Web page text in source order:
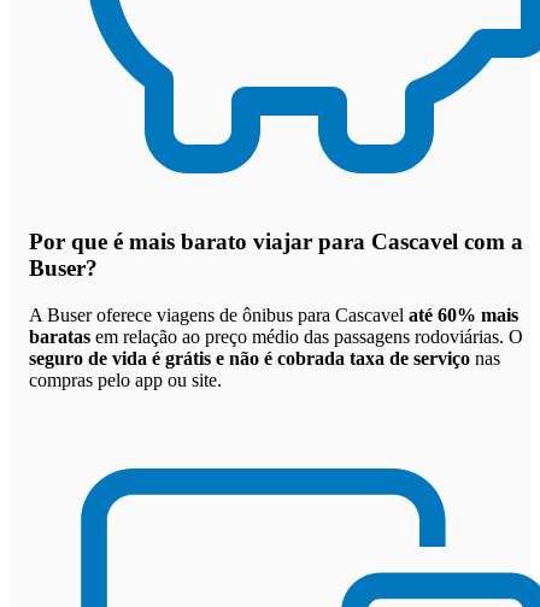
Por que é mais barato viajar para Cascavel com a
Buser?
A Buser oferece viagens de ônibus para Cascavel até 60% mais
baratas em relação ao preço médio das passagens rodoviárias. O
seguro de vida é grátis e não é cobrada taxa de serviço nas
compras pelo app ou site.